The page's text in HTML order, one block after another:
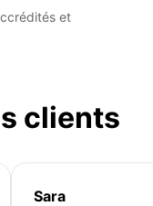
et
clients
Sara